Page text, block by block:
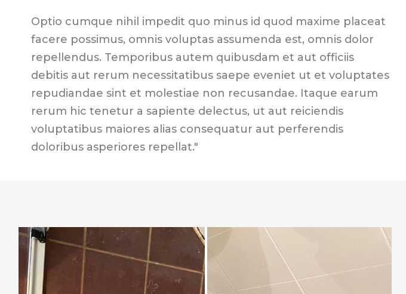
Optio cumque nihil impedit quo minus id quod maxime placeat
facere possimus, omnis voluptas assumenda est, omnis dolor
repellendus. Temporibus autem quibusdam et aut officiis
debitis aut rerum necessitatibus saepe eveniet ut et voluptates
repudiandae sint et molestiae non recusandae. Itaque earum
rerum hic tenetur a sapiente delectus, ut aut reiciendis
voluptatibus maiores alias consequatur aut perferendis
doloribus asperiores repellat."